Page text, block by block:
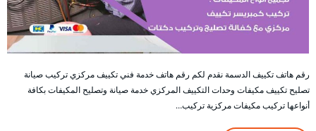
رقم هاتف تكييف الدسمة نقدم لكم رقم هاتف خدمة فني تكييف مركزي تركيب صيانة
تصليح تكييف مكيفات وحدات التكييف المركزي خدمة صيانة وتصليح المكيفات بكافة
أنواعها تركيب مكيفات مركزية تركيب…